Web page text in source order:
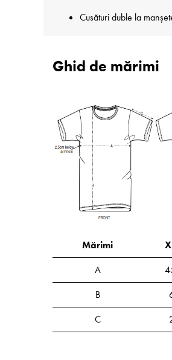
Cusături duble la
Ghid de mărimi
Mărimi
A
B
C